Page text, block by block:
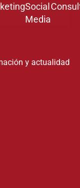
Social
Media
y actualidad